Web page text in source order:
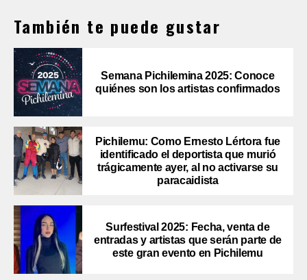
También te puede gustar
Semana Pichilemina 2025: Conoce
quiénes son los artistas confirmados
Pichilemu: Como Ernesto Lértora fue
identificado el deportista que murió
trágicamente ayer, al no activarse su
paracaidista
Surfestival 2025: Fecha, venta de
entradas y artistas que serán parte de
este gran evento en Pichilemu